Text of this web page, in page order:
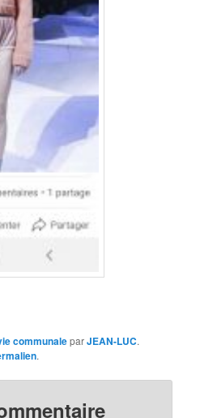
communaleparJEAN-LUC.
.